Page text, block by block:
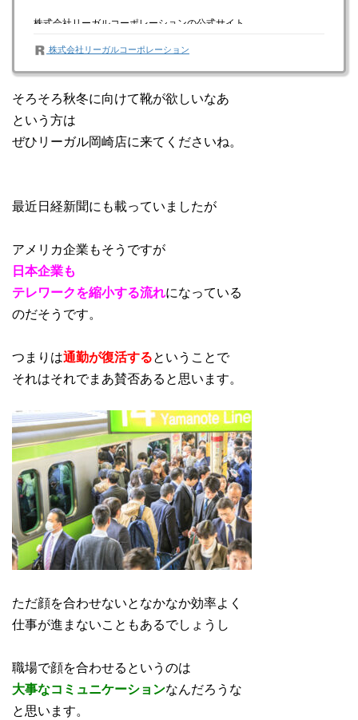
株式会社リーガルコーポレーションの公式サイト。
株式会社リーガルコーポレーション
そろそろ秋冬に向けて靴が欲しいなあ
という方は
ぜひリーガル岡崎店に来てくださいね。
最近日経新聞にも載っていましたが
アメリカ企業もそうですが
日本企業も
テレワークを縮小する流れになっている
のだそうです。
つまりは通勤が復活するということで
それはそれでまあ賛否あると思います。
ただ顔を合わせないとなかなか効率よく
仕事が進まないこともあるでしょうし
職場で顔を合わせるというのは
大事なコミュニケーションなんだろうな
と思います。